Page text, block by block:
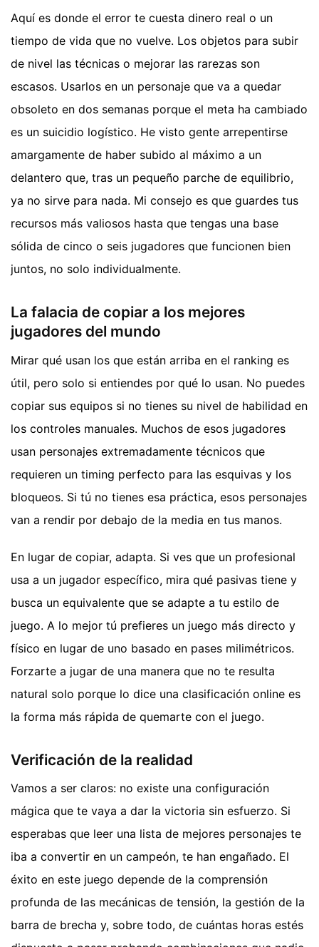
Aquí es donde el error te cuesta dinero real o un
tiempo de vida que no vuelve. Los objetos para subir
de nivel las técnicas o mejorar las rarezas son
escasos. Usarlos en un personaje que va a quedar
obsoleto en dos semanas porque el meta ha cambiado
es un suicidio logístico. He visto gente arrepentirse
amargamente de haber subido al máximo a un
delantero que, tras un pequeño parche de equilibrio,
ya no sirve para nada. Mi consejo es que guardes tus
recursos más valiosos hasta que tengas una base
sólida de cinco o seis jugadores que funcionen bien
juntos, no solo individualmente.
La falacia de copiar a los mejores
jugadores del mundo
Mirar qué usan los que están arriba en el ranking es
útil, pero solo si entiendes por qué lo usan. No puedes
copiar sus equipos si no tienes su nivel de habilidad en
los controles manuales. Muchos de esos jugadores
usan personajes extremadamente técnicos que
requieren un timing perfecto para las esquivas y los
bloqueos. Si tú no tienes esa práctica, esos personajes
van a rendir por debajo de la media en tus manos.
En lugar de copiar, adapta. Si ves que un profesional
usa a un jugador específico, mira qué pasivas tiene y
busca un equivalente que se adapte a tu estilo de
juego. A lo mejor tú prefieres un juego más directo y
físico en lugar de uno basado en pases milimétricos.
Forzarte a jugar de una manera que no te resulta
natural solo porque lo dice una clasificación online es
la forma más rápida de quemarte con el juego.
Verificación de la realidad
Vamos a ser claros: no existe una configuración
mágica que te vaya a dar la victoria sin esfuerzo. Si
esperabas que leer una lista de mejores personajes te
iba a convertir en un campeón, te han engañado. El
éxito en este juego depende de la comprensión
profunda de las mecánicas de tensión, la gestión de la
barra de brecha y, sobre todo, de cuántas horas estés